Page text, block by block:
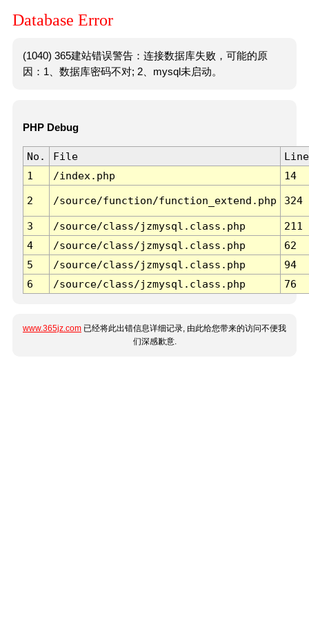
Database Error
(1040) 365建站错误警告：连接数据库失败，可能的原
因：1、数据库密码不对; 2、mysql未启动。
PHP Debug
No. File
Line
1
/index.php 14
2 /source/function/function_extend.php 324
3 /source/class/jzmysql.class.php
211
4
/source/class/jzmysql.class.php
62
5
/source/class/jzmysql.class.php
94
6
/source/class/jzmysql.class.php 76
www.365jz.com 已经将此出错信息详细记录, 由此给您带来的访问不便我
们深感歉意.